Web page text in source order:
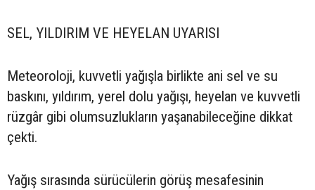
SEL, YILDIRIM VE HEYELAN UYARISI
Meteoroloji, kuvvetli yağışla birlikte ani sel ve su
baskını, yıldırım, yerel dolu yağışı, heyelan ve kuvvetli
rüzgâr gibi olumsuzlukların yaşanabileceğine dikkat
çekti.
Yağış sırasında sürücülerin görüş mesafesinin